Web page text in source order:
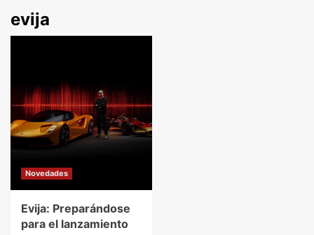
evija
Novedades
Evija: Preparándose
para el lanzamiento